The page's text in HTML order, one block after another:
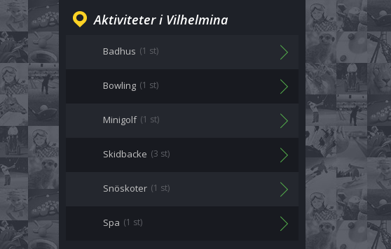
Aktiviteter i Vilhelmina
Badhus (1 st)
Bowling (1 st)
Minigolf (1 st)
Skidbacke (3 st)
Snöskoter (1 st)
Spa (1 st)